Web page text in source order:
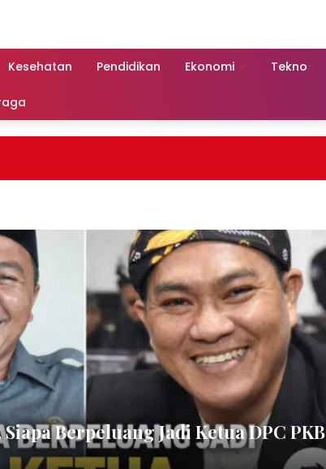
Kesehatan Pendidikan Ekonomi Tekno
Berpeluang Jadi Ketua DPC PKB